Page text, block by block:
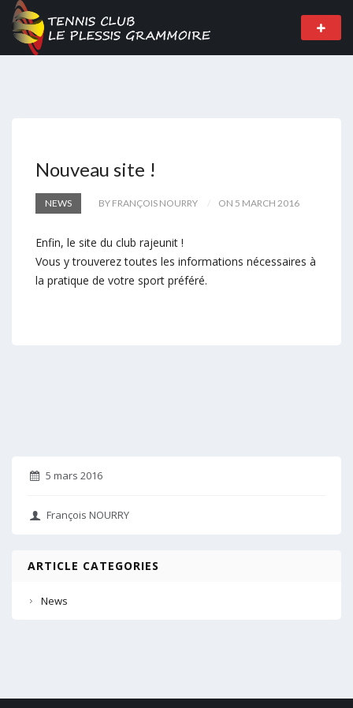
Nouveau site !
NEWS BY FRANÇOIS NOURRY ON 5 MARCH 2016
Enfin, le site du club rajeunit !
Vous y trouverez toutes les informations nécessaires à
la pratique de votre sport préféré.
5 mars 2016
François NOURRY
ARTICLE CATEGORIES
News